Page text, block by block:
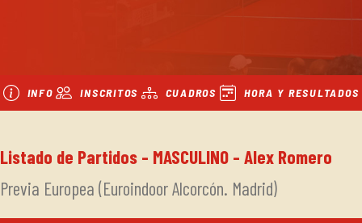
INFO INSCRITOS CUADROS HORA Y RESULTADOS
Listado de Partidos - MASCULINO - Alex Romero
Previa Europea (Euroindoor Alcorcón. Madrid)